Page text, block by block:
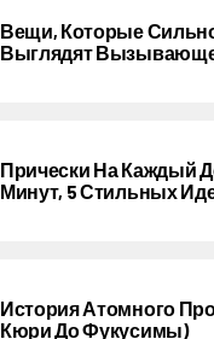
Вещи, Которые
Выглядят
Прически На Каждый
Минут, 5 Стильных
История Атомного
Кюри До Фукусимы)